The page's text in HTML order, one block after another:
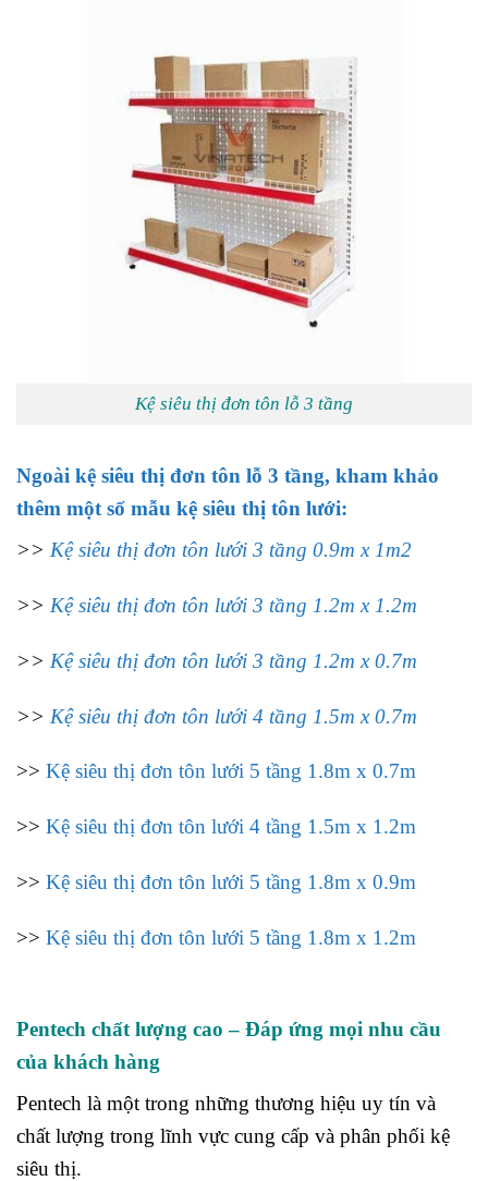
Kệ siêu thị đơn tôn lỗ 3 tầng
Ngoài kệ siêu thị đơn tôn lỗ 3 tầng, kham khảo
thêm một số mẫu kệ siêu thị tôn lưới:
>> Kệ siêu thị đơn tôn lưới 3 tầng 0.9m x 1m2
>> Kệ siêu thị đơn tôn lưới 3 tầng 1.2m x 1.2m
>> Kệ siêu thị đơn tôn lưới 3 tầng 1.2m x 0.7m
>> Kệ siêu thị đơn tôn lưới 4 tầng 1.5m x 0.7m
>> Kệ siêu thị đơn tôn lưới 5 tầng 1.8m x 0.7m
>> Kệ siêu thị đơn tôn lưới 4 tầng 1.5m x 1.2m
>> Kệ siêu thị đơn tôn lưới 5 tầng 1.8m x 0.9m
>> Kệ siêu thị đơn tôn lưới 5 tầng 1.8m x 1.2m
Pentech chất lượng cao – Đáp ứng mọi nhu cầu
của khách hàng
Pentech là một trong những thương hiệu uy tín và
chất lượng trong lĩnh vực cung cấp và phân phối kệ
siêu thị.